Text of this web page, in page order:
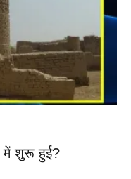
में शुरू हुई?